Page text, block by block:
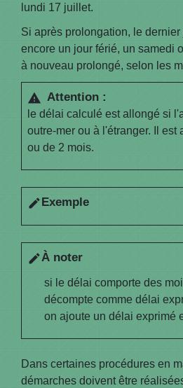
lundi 17 juillet.
Si après prolongation, le
encore un jour férié, un samedi
à nouveau prolongé, selon les
warning Attention :
le délai calculé est allongé si
outre-mer ou à l'étranger. Il est
ou de 2 mois.
edit Exemple
editÀ noter
si le délai comporte des
décompte comme délai
on ajoute un délai exprimé
Dans certaines procédures en
démarches doivent être